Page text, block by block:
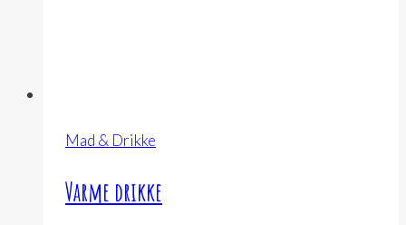
Mad & Drikke
Varme drikke